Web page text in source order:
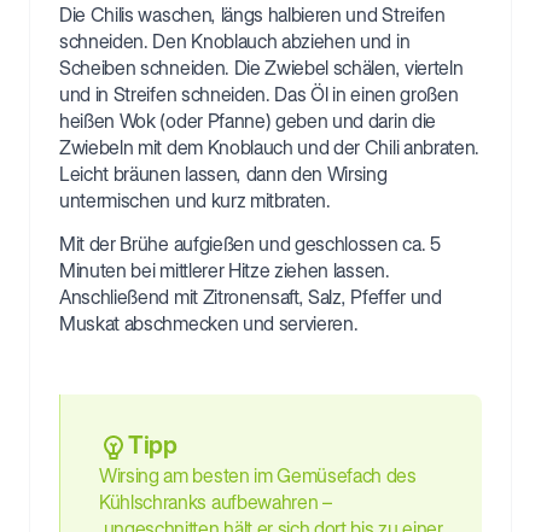
Die Chilis waschen, längs halbieren und Streifen
schneiden. Den Knoblauch abziehen und in
Scheiben schneiden. Die Zwiebel schälen, vierteln
und in Streifen schneiden. Das Öl in einen großen
heißen Wok (oder Pfanne) geben und darin die
Zwiebeln mit dem Knoblauch und der Chili anbraten.
Leicht bräunen lassen, dann den Wirsing
untermischen und kurz mitbraten.
Mit der Brühe aufgießen und geschlossen ca. 5
Minuten bei mittlerer Hitze ziehen lassen.
Anschließend mit Zitronensaft, Salz, Pfeffer und
Muskat abschmecken und servieren.
Tipp
Wirsing am besten im Gemüsefach des
Kühlschranks aufbewahren –